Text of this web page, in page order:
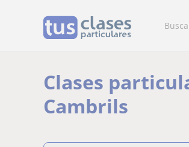
Clases
Cambrils